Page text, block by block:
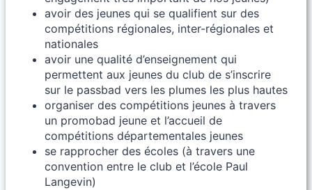
avoir des jeunes qui se qualifient sur des
compétitions régionales, inter-régionales et
nationales
avoir une qualité d’enseignement qui
permettent aux jeunes du club de s’inscrire
sur le passbad vers les plumes les plus hautes
organiser des compétitions jeunes à travers
un promobad jeune et l’accueil de
compétitions départementales jeunes
se rapprocher des écoles (à travers une
convention entre le club et l’école Paul
Langevin)